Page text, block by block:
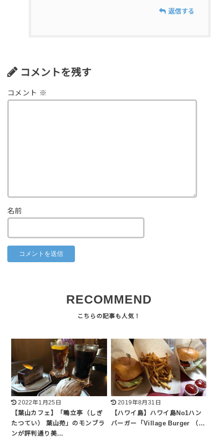
返信する
コメントを残す
コメント ※
名前
RECOMMEND
2022年1月25日
【葉山カフェ】「鴫立亭（しぎ
たつてい） 葉山苑」のモンブラ
ンが評判通り美…
2019年8月31日
【ハワイ島】ハワイ島No1ハン
バーガー「Village Burger （…